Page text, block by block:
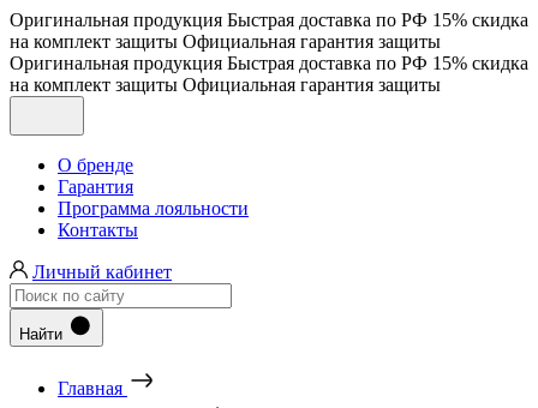
Оригинальная продукция Быстрая доставка по РФ 15% скидка
на комплект защиты Официальная гарантия защиты
Оригинальная продукция Быстрая доставка по РФ 15% скидка
на комплект защиты Официальная гарантия защиты
О бренде
Гарантия
Программа лояльности
Контакты
Личный кабинет
Найти
Главная